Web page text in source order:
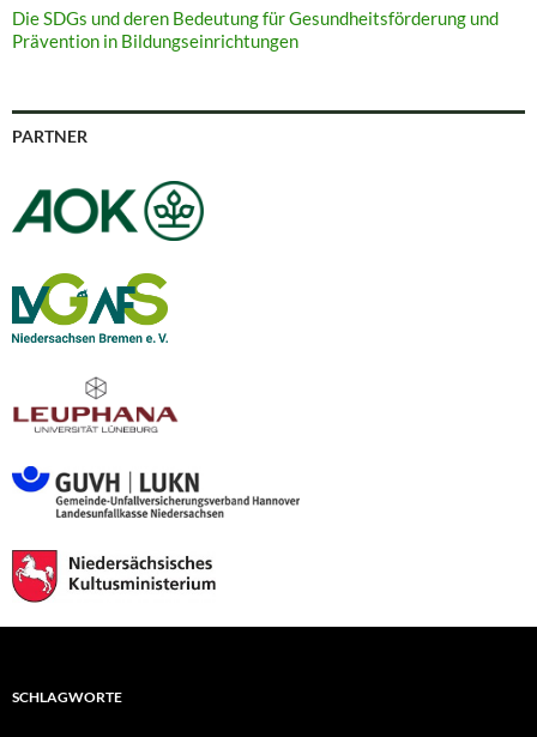
Die SDGs und deren Bedeutung für Gesundheitsförderung und
Prävention in Bildungseinrichtungen
PARTNER
SCHLAGWORTE